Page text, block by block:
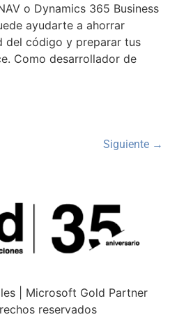
o Dynamics 365 Business
ayudarte a ahorrar
del código y preparar tus
Como desarrollador de
Siguiente →
| Microsoft Gold Partner
reservados